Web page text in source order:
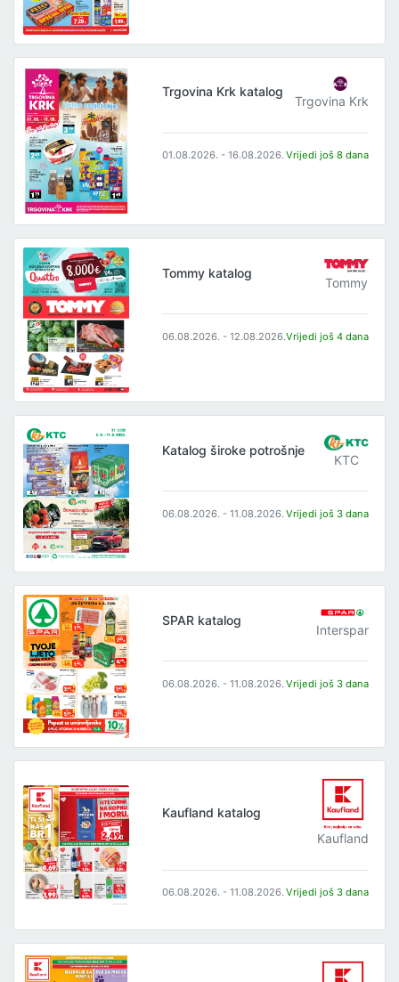
Trgovina Krk katalog
Trgovina Krk
01.08.2026. - 16.08.2026. Vrijedi još 8 dana
Tommy katalog
Tommy
06.08.2026. - 12.08.2026.Vrijedi još 4 dana
Katalog široke potrošnje
KTC
06.08.2026. - 11.08.2026. Vrijedi još 3 dana
SPAR katalog
Interspar
06.08.2026. - 11.08.2026. Vrijedi još 3 dana
Kaufland katalog
Kaufland
06.08.2026. - 11.08.2026. Vrijedi još 3 dana